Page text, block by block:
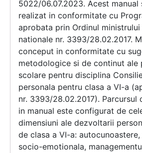
5022/06.07.2023. Acest manual
realizat in conformitate cu
aprobata prin Ordinul
nationale nr. 3393/28.02.2017.
conceput in conformitate cu
metodologice si de continut ale
scolare pentru disciplina
personala pentru clasa a VI-a
nr. 3393/28.02.2017). Parcursul
in manual este configurat de
dimensiuni ale dezvoltarii
de clasa a VI-a:
socio-emotionala,